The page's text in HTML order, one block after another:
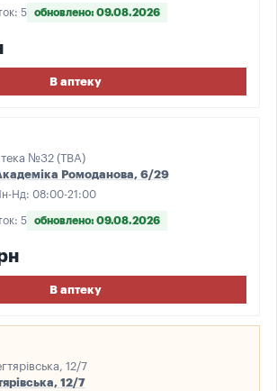
5 обновлено: 09.08.2026
В аптеку
№32 (ТВА)
Ромоданова, 6/29
Нд: 08:00-21:00
5 обновлено: 09.08.2026
В аптеку
12/7
12/7